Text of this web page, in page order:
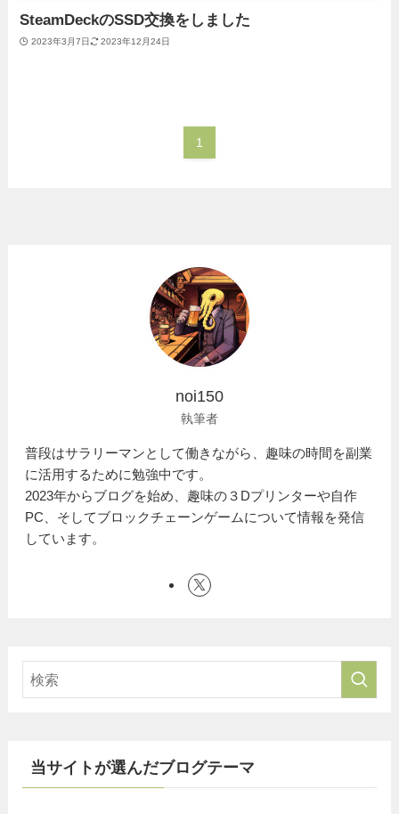
SteamDeckのSSD交換をしました
2023年3月7日 2023年12月24日
1
noi150
執筆者
普段はサラリーマンとして働きながら、趣味の時間を副業
に活用するために勉強中です。
2023年からブログを始め、趣味の３Dプリンターや自作
PC、そしてブロックチェーンゲームについて情報を発信
しています。
当サイトが選んだブログテーマ